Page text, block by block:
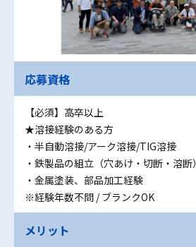
応募資格
【必須】高卒以上
★溶接経験のある方
・半自動溶接/アーク溶接/TIG溶接
・鉄製品の組立（穴あけ・切断・溶断）
・金属塗装、部品加工経験
※経験年数不問 / ブランクOK
メリット